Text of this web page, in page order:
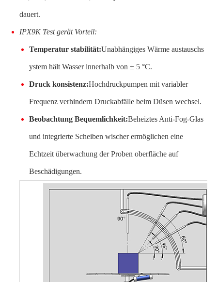
dauert.
IPX9K Test gerät Vorteil:
Temperatur stabilität:Unabhängiges Wärme austauschs
ystem hält Wasser innerhalb von ± 5 °C.
Druck konsistenz:Hochdruckpumpen mit variabler
Frequenz verhindern Druckabfälle beim Düsen wechsel.
Beobachtung Bequemlichkeit:Beheiztes Anti-Fog-Glas
und integrierte Scheiben wischer ermöglichen eine
Echtzeit überwachung der Proben oberfläche auf
Beschädigungen.